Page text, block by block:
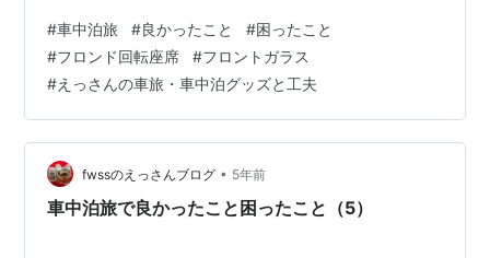
へルーフを付けるか悩んだとき、それを上げて使用でき
る場所が限られるのではないか、「Turn Techi 回転台
座」を取り付ければ、車の空間が広がり、ルーフの代用
になるのではないかと、判断したためです。これは、自
作で後部へ荷台を作成し設置することが前提でした。 車
中泊で荷物があって…
#車中泊旅 #良かったこと #困ったこと
#フロンド回転座席 #フロントガラス
#えっさんの車旅・車中泊グッズと工夫
fwssのえっさんブログ • 5年前
車中泊旅で良かったこと困ったこと（5）